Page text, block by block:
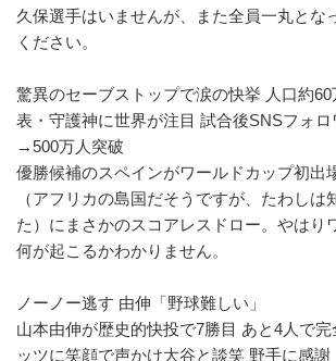
久保選手はいませんが、また全員一丸とな
ください。
驚異のセーブストップで涙の快挙 人口約
表・守護神に世界が注目 試合後SNSフォ
→500万人突破
優勝候補のスペインがワールドカップ初出
（アフリカの島国だそうですが、たわしは
た）にまさかのスコアレスドロー。やはり
何が起こるかわかりません。
ノーノー逃す 由伸「野球難しい」
山本由伸が歴史的快投で7勝目 あと4人で
ッツに笑顔で声かけ大谷と談笑 野手に感謝